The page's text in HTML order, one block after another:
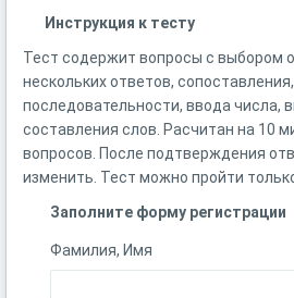
Инструкция к тесту
Тест содержит вопросы с выбором
нескольких ответов,
последовательности, ввода числа,
составления слов. Расчитан на 10
вопросов. После подтверждения
изменить. Тест можно пройти
Заполните форму регистрации
Фамилия, Имя